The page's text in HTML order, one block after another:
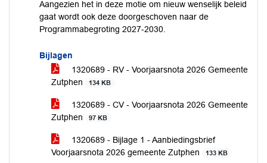
Aangezien het in deze motie om nieuw wenselijk beleid
gaat wordt ook deze doorgeschoven naar de
Programmabegroting 2027-2030.
Bijlagen
1320689 - RV - Voorjaarsnota 2026 Gemeente
Zutphen
134 KB
1320689 - CV - Voorjaarsnota 2026 Gemeente
Zutphen
97 KB
1320689 - Bijlage 1 - Aanbiedingsbrief
Voorjaarsnota 2026 gemeente Zutphen
133 KB